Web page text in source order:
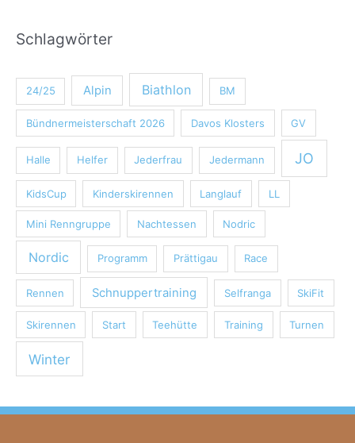
Schlagwörter
24/25 Alpin Biathlon BM
Bündnermeisterschaft 2026 Davos Klosters GV
Halle Helfer Jederfrau Jedermann JO
KidsCup Kinderskirennen Langlauf LL
Mini Renngruppe Nachtessen Nodric
Nordic Programm Prättigau Race
Rennen Schnuppertraining Selfranga SkiFit
Skirennen Start Teehütte Training Turnen
Winter